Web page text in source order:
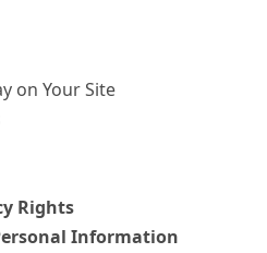
on Your Site
Rights
Information